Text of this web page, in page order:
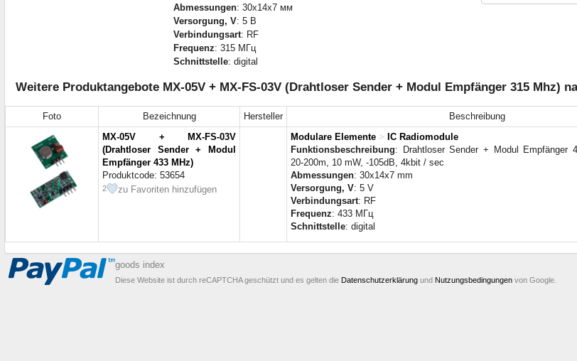
Abmessungen: 30x14x7 мм
Versorgung, V: 5 В
Verbindungsart: RF
Frequenz: 315 МГц
Schnittstelle: digital
Weitere Produktangebote MX-05V + MX-FS-03V (Drahtloser Sender + Modul Empfänger 315 Mhz)
Foto Bezeichnung Hersteller Beschreibung
MX-05V + MX-FS-03V
(Drahtloser Sender + Modul
Empfänger 433 MHz)
Produktcode: 53654
2 zu Favoriten hinzufügen
Modulare Elemente > IC Radiomodule
Funktionsbeschreibung: Drahtloser Sender + Modul Empfänger
20-200m, 10 mW, -105dB, 4kbit / sec
Abmessungen: 30x14x7 mm
Versorgung, V: 5 V
Verbindungsart: RF
Frequenz: 433 МГц
Schnittstelle: digital
goods index
Diese Website ist durch reCAPTCHA geschützt und es gelten die Datenschutzerklärung und Nutzungsbedingungen von Google.